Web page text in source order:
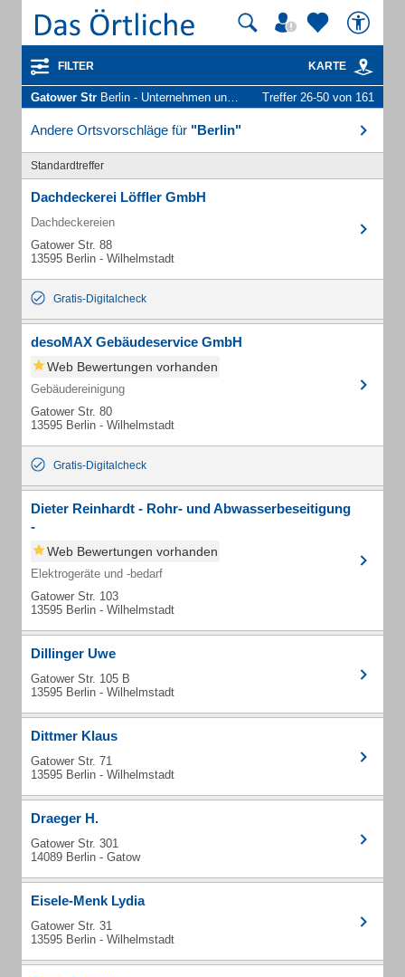
FILTER KARTE
Gatower Str Berlin - Unternehmen und Personen Treffer 26-50 von 161
Andere Ortsvorschläge für "Berlin"
Standardtreffer
Dachdeckerei Löffler GmbH
Dachdeckereien
Gatower Str. 88
13595 Berlin - Wilhelmstadt
Gratis-Digitalcheck
desoMAX Gebäudeservice GmbH
Web Bewertungen vorhanden
Gebäudereinigung
Gatower Str. 80
13595 Berlin - Wilhelmstadt
Gratis-Digitalcheck
Dieter Reinhardt - Rohr- und Abwasserbeseitigung
-
Web Bewertungen vorhanden
Elektrogeräte und -bedarf
Gatower Str. 103
13595 Berlin - Wilhelmstadt
Dillinger Uwe
Gatower Str. 105 B
13595 Berlin - Wilhelmstadt
Dittmer Klaus
Gatower Str. 71
13595 Berlin - Wilhelmstadt
Draeger H.
Gatower Str. 301
14089 Berlin - Gatow
Eisele-Menk Lydia
Gatower Str. 31
13595 Berlin - Wilhelmstadt